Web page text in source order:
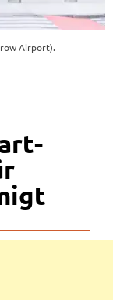
Airport).